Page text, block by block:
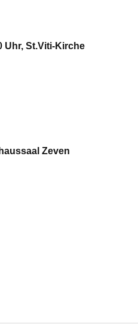
Uhr, St.Viti-Kirche
Zeven